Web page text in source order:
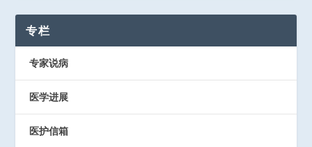
专栏
专家说病
医学进展
医护信箱